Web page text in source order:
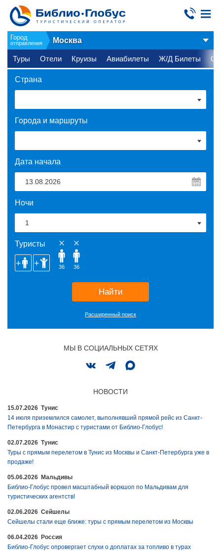
Город
отправления Москва
Туры Отели Круизы Авиабилеты Ж/Д Билеты
Страна
Города и маршруты
Дата начала
Ночи
Туристы
36 36
Найти
Расширенный поиск
МЫ В СОЦИАЛЬНЫХ СЕТЯХ
НОВОСТИ
15.07.2026 Тунис
14 июля приземлился самолет, выполнявший прямой рейс из Санкт-
Петербурга в Монастир с туристами от Библио-Глобус!
02.07.2026 Тунис
Туры с прямым перелетом в Тунис из Москвы и Санкт-Петербурга уже в
продаже!
05.06.2026 Мальдивы
Библио-Глобус провел масштабный воркшоп по Мальдивам для
туристических агентств!
02.06.2026 Сейшелы
Сейшелы стали еще ближе: туры с прямым перелетом из Москвы
06.04.2026 Россия
Библио-Глобус опровергает слухи о доплатах за топливо в турах